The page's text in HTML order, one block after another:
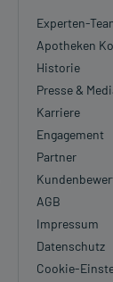
Experten-
Apotheken
Historie
Presse &
Karriere
Engagement
Partner
AGB
Impressum
Datenschutz
Cookie-